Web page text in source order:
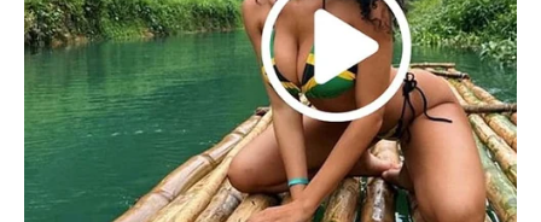
RAK
Rakovi će svoju radost pronaći u emociji. Jedan zagrljaj,
jedna rečenica razumevanja, jedna vest iz porodice – i
srce će vam biti puno.
Ako ste brinuli zbog nekog bliskog, krajem februara stiže